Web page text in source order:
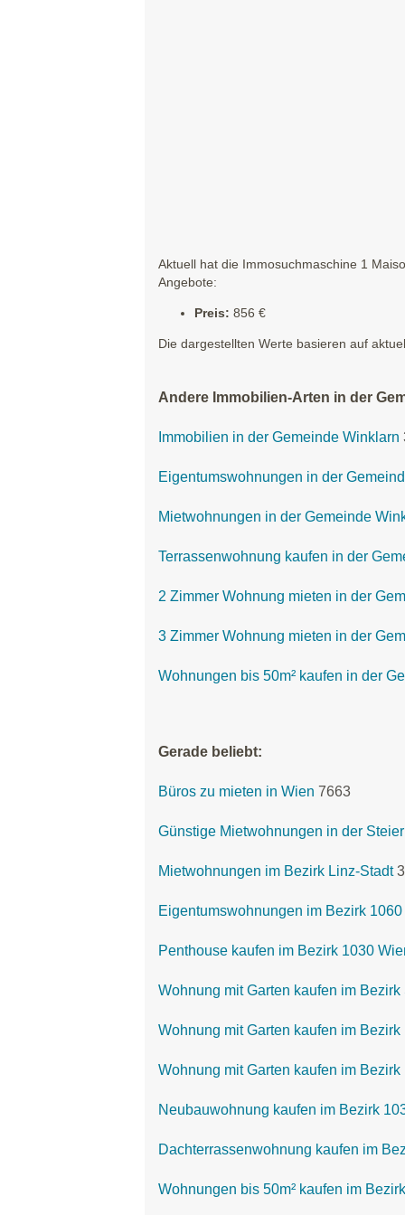
Aktuell hat die Immosuchmaschine 1
Angebote:
Preis: 856 €
Die dargestellten Werte basieren auf
Andere Immobilien-Arten in der
Immobilien in der Gemeinde Winklarn
Eigentumswohnungen in der
Mietwohnungen in der Gemeinde
Terrassenwohnung kaufen in der
2 Zimmer Wohnung mieten in der
3 Zimmer Wohnung mieten in der
Wohnungen bis 50m² kaufen in der
Gerade beliebt:
Büros zu mieten in Wien 7663
Günstige Mietwohnungen in der
Mietwohnungen im Bezirk Linz-Stadt
Eigentumswohnungen im Bezirk
Penthouse kaufen im Bezirk 1030
Wohnung mit Garten kaufen im
Wohnung mit Garten kaufen im
Wohnung mit Garten kaufen im
Neubauwohnung kaufen im Bezirk
Dachterrassenwohnung kaufen im
Wohnungen bis 50m² kaufen im